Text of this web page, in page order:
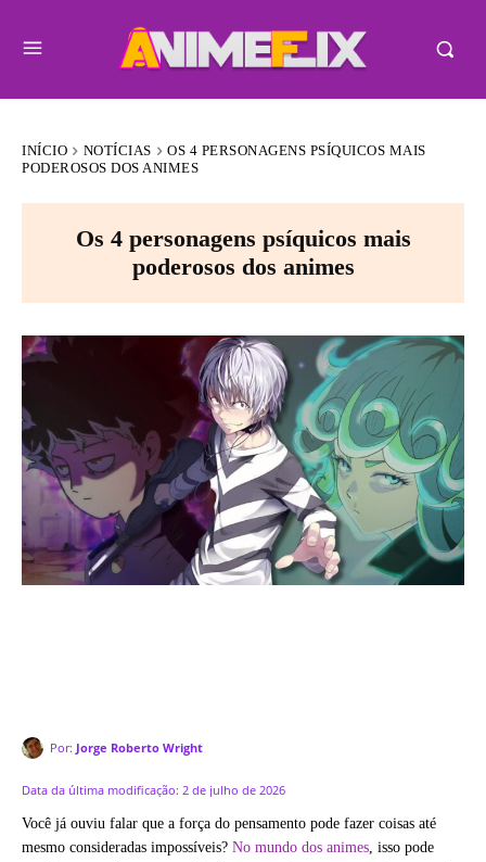
INÍCIO NOTÍCIAS
OS 4 PERSONAGENS PSÍQUICOS MAIS
PODEROSOS DOS ANIMES
Os 4 personagens psíquicos mais
poderosos dos animes
Por: Jorge Roberto Wright
Data da última modificação: 2 de julho de 2026
Você já ouviu falar que a força do pensamento pode fazer coisas até
mesmo consideradas impossíveis? No mundo dos animes, isso pode